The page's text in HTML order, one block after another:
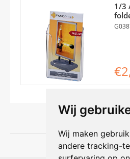
Wij
Wij maken
andere tracking-
1/3